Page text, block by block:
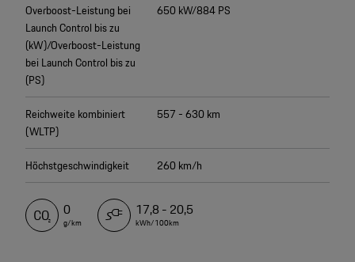
650 kW/884 PS
Overboost-Leistung bei
Launch Control bis zu
(kW)/Overboost-Leistung
bei Launch Control bis zu
(PS)
557 - 630 km
Reichweite kombiniert
(WLTP)
260 km/h
Höchstgeschwindigkeit
0
g/km
17,8 - 20,5
kWh/100km